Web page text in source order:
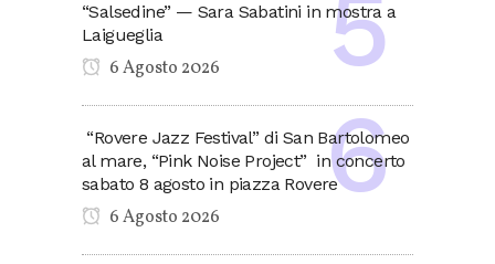
“Salsedine” — Sara Sabatini in mostra a
Laigueglia
6 Agosto 2026
“Rovere Jazz Festival” di San Bartolomeo
al mare, “Pink Noise Project” in concerto
sabato 8 agosto in piazza Rovere
6 Agosto 2026